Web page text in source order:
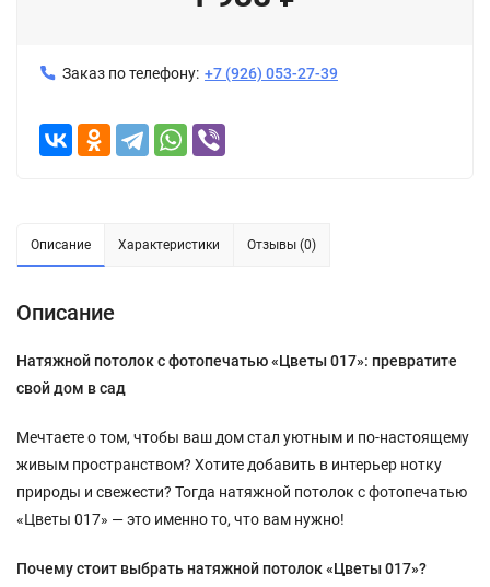
Заказ по телефону: +7 (926) 053-27-39
Описание Характеристики Отзывы (0)
Описание
Натяжной потолок с фотопечатью «Цветы 017»: превратите
свой дом в сад
Мечтаете о том, чтобы ваш дом стал уютным и по-настоящему
живым пространством? Хотите добавить в интерьер нотку
природы и свежести? Тогда натяжной потолок с фотопечатью
«Цветы 017» — это именно то, что вам нужно!
Почему стоит выбрать натяжной потолок «Цветы 017»?